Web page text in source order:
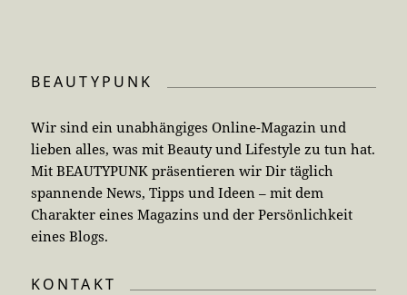
BEAUTYPUNK
Wir sind ein unabhängiges Online-Magazin und
lieben alles, was mit Beauty und Lifestyle zu tun hat.
Mit BEAUTYPUNK präsentieren wir Dir täglich
spannende News, Tipps und Ideen – mit dem
Charakter eines Magazins und der Persönlichkeit
eines Blogs.
KONTAKT